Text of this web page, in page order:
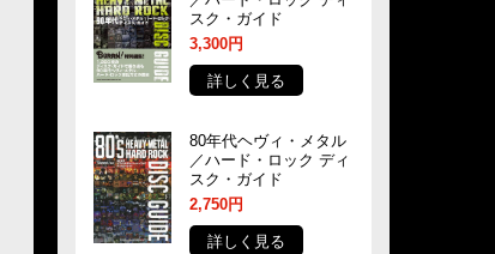
スク・ガイド
3,300円
詳しく見る
80年代ヘヴィ・メタル
／ハード・ロック ディ
スク・ガイド
2,750円
詳しく見る